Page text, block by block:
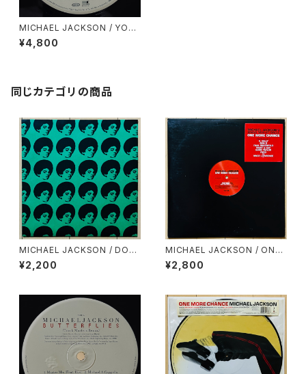
MICHAEL JACKSON / YOU
ROCK MY WORLD(REMIX)
¥4,800
同じカテゴリの商品
MICHAEL JACKSON / DO
N'T STOP TIL YOU GET EN
OUGH(1978 DEMO)
¥2,200
MICHAEL JACKSON / ONE
MORE CHANCE(REMIX)
¥2,800